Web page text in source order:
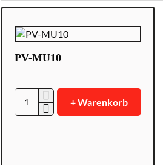
PV-MU10
PV-
+ Warenkorb